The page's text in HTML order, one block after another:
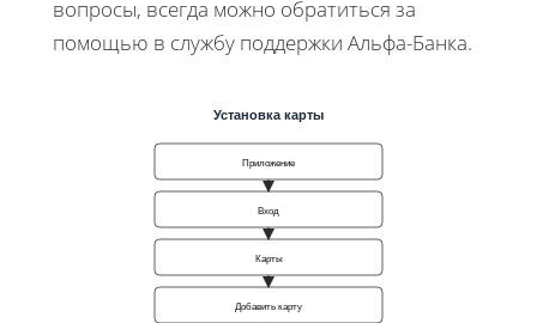
вопросы, всегда можно обратиться за
помощью в службу поддержки Альфа-Банка.
Установка карты
Приложение
Вход
Карты
Добавить карту